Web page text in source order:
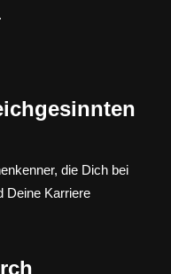
die Dich bei
Deine Karriere